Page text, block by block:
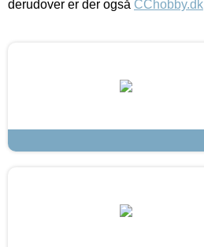
derudover er der også CChobby.dk